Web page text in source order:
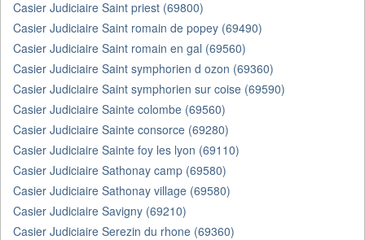
Casier Judiciaire Saint priest (69800)
Casier Judiciaire Saint romain de popey (69490)
Casier Judiciaire Saint romain en gal (69560)
Casier Judiciaire Saint symphorien d ozon (69360)
Casier Judiciaire Saint symphorien sur coise (69590)
Casier Judiciaire Sainte colombe (69560)
Casier Judiciaire Sainte consorce (69280)
Casier Judiciaire Sainte foy les lyon (69110)
Casier Judiciaire Sathonay camp (69580)
Casier Judiciaire Sathonay village (69580)
Casier Judiciaire Savigny (69210)
Casier Judiciaire Serezin du rhone (69360)